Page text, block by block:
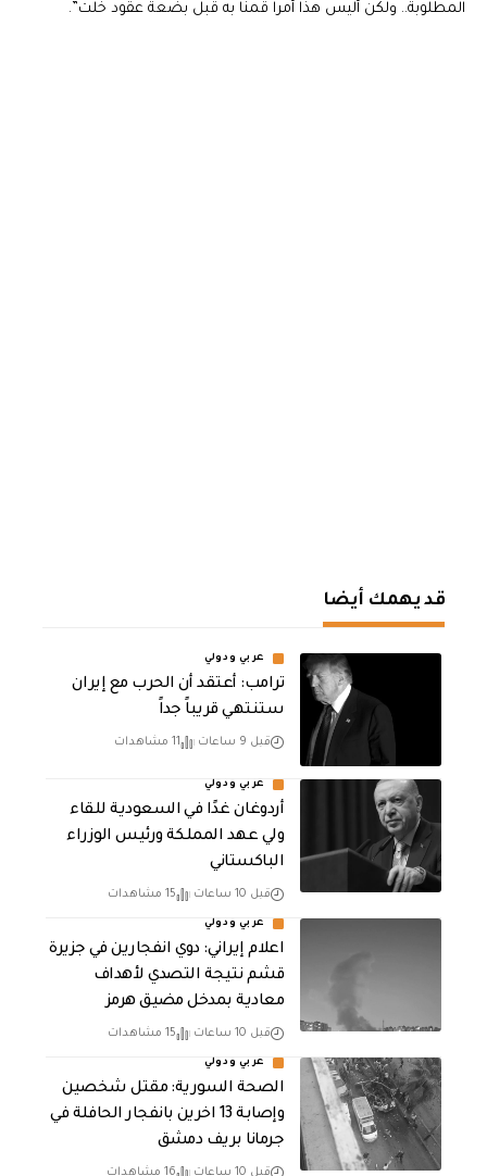
المطلوبة.. ولكن أليس هذا أمرا قمنا به قبل بضعة عقود خلت”.
قد يهمك أيضا
عربي ودولي
‏ترامب: أعتقد أن الحرب مع إيران
ستنتهي قريباً جداً
قبل 9 ساعات 11 مشاهدات
عربي ودولي
أردوغان غدًا في السعودية للقاء
ولي عهد المملكة ورئيس الوزراء
الباكستاني
قبل 10 ساعات 15 مشاهدات
عربي ودولي
اعلام إيراني: دوي انفجارين في جزيرة
قشم نتيجة التصدي لأهداف
معادية بمدخل مضيق هرمز
قبل 10 ساعات 15 مشاهدات
عربي ودولي
الصحة السورية: مقتل شخصين
وإصابة 13 اخرين بانفجار الحافلة في
جرمانا بريف دمشق
قبل 10 ساعات 16 مشاهدات